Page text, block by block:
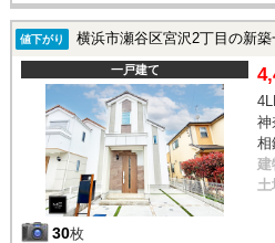
値下がり 横浜市瀬谷区宮沢2丁目の新築
一戸建て
30枚
神
相
建